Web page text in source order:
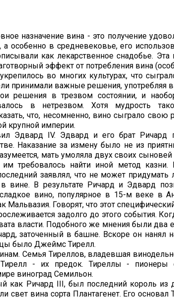
назначение вина - это получение
особенно в средневековье, его
как лекарственное снадобье.
эффект от потребления вина
во многих культурах, что
принимали важные решения, употребляя
решения в трезвом состоянии, и
в нетрезвом. Хотя мудрость
что, несомненно, вино сыграло
крупной империи.
Эдвард IV. Эдвард и его брат Ричард
Наказание за измену было не из
мать умоляла двух своих
им требовалось найти иной метод
заявлял, что не может придумать
вине. В результате Ричард и Эдвард
вино, популярное в 15-м веке в
Мальвазия. Говорят, что этот
задолго до этого события.
власти. Подобного же мнения были два
заточенный в башне. Вскоре он нанял
было Джеймс Тирелл.
Семья Тиреллов, владевшая
- их предок. Тиреллы - пионеры
виноград Семильон.
как Ричард III, был последний король из
свет вина сорта Плантагенет. Его